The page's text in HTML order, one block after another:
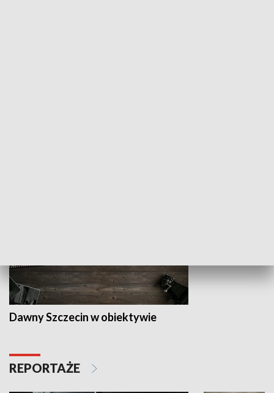
Dawny Szczecin w obiektywie
REPORTAŻE